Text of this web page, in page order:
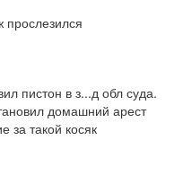
прослезился
пистон в з...д обл суда.
домашний арест
за такой косяк